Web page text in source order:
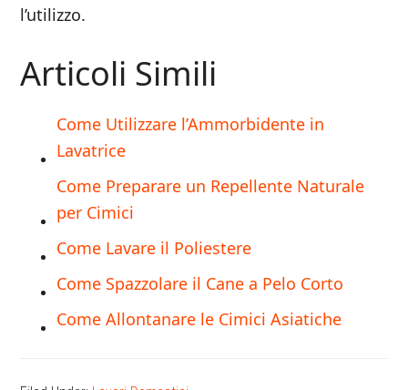
l’utilizzo.
Articoli Simili
Come Utilizzare l’Ammorbidente in
Lavatrice
Come Preparare un Repellente Naturale
per Cimici
Come Lavare il Poliestere
Come Spazzolare il Cane a Pelo Corto
Come Allontanare le Cimici Asiatiche